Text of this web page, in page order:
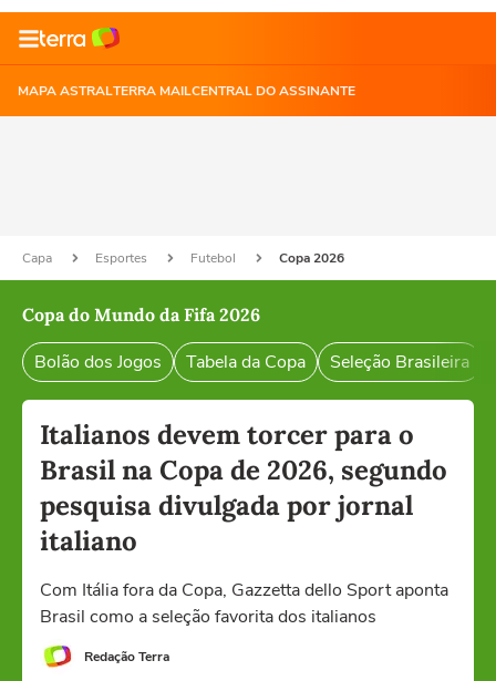
MAPA ASTRALTERRA MAILCENTRAL DO ASSINANTE
Capa Esportes Futebol Copa 2026
Copa do Mundo da Fifa 2026
Bolão dos Jogos Tabela da Copa Seleção Brasileira
Italianos devem torcer para o
Brasil na Copa de 2026, segundo
pesquisa divulgada por jornal
italiano
Com Itália fora da Copa, Gazzetta dello Sport aponta
Brasil como a seleção favorita dos italianos
Redação Terra